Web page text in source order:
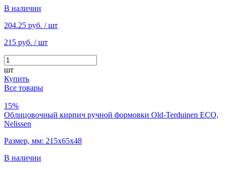
В наличии
204.25 руб. / шт
215 руб. / шт
шт
Купить
Все товары
15%
Облицовочный кирпич ручной формовки Old-Terduinen ECO,
Nelissen
Размер, мм: 215х65х48
В наличии